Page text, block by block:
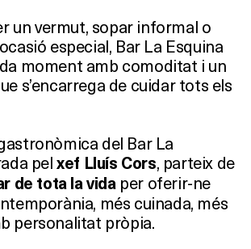
un vermut, sopar informal o
especial, Bar La Esquina
moment amb comoditat i un
s’encarrega de cuidar tots els
del Bar La
pelxef Lluís Cors, parteix de
de tota la vidaper oferir-ne
més cuinada, més
personalitat pròpia.